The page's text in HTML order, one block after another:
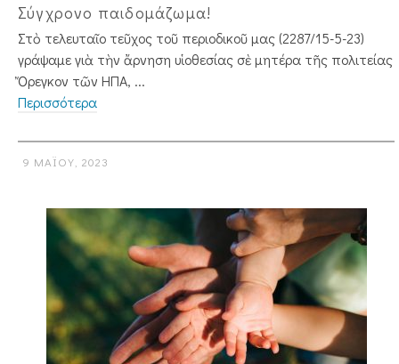
Σύγχρονο παιδομάζωμα!
Στὸ τελευταῖο τεῦχος τοῦ περιοδικοῦ μας (2287/15-5-23)
γράψαμε γιὰ τὴν ἄρνηση υἱοθεσίας σὲ μητέρα τῆς πολιτείας
Ὄρεγ­κον τῶν ΗΠΑ, ...
Περισσότερα
9 ΜΑΪ́ΟΥ, 2023